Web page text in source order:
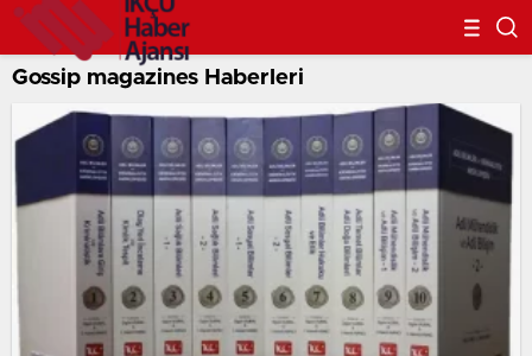
Gossip magazines Haberleri